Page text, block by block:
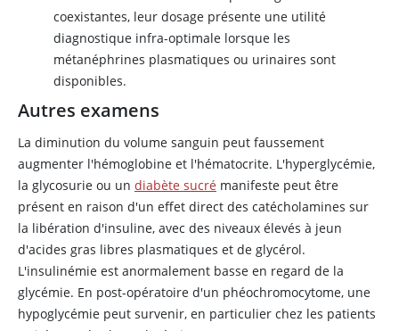
coexistantes, leur dosage présente une utilité
diagnostique infra-optimale lorsque les
métanéphrines plasmatiques ou urinaires sont
disponibles.
Autres examens
La diminution du volume sanguin peut faussement
augmenter l'hémoglobine et l'hématocrite. L'hyperglycémie,
la glycosurie ou un diabète sucré manifeste peut être
présent en raison d'un effet direct des catécholamines sur
la libération d'insuline, avec des niveaux élevés à jeun
d'acides gras libres plasmatiques et de glycérol.
L'insulinémie est anormalement basse en regard de la
glycémie. En post-opératoire d'un phéochromocytome, une
hypoglycémie peut survenir, en particulier chez les patients